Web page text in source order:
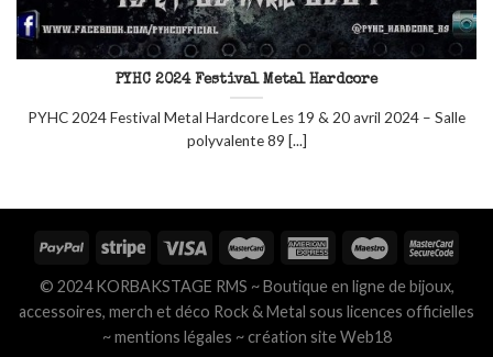
PYHC 2024 Festival Metal Hardcore
PYHC 2024 Festival Metal Hardcore Les 19 & 20 avril 2024 – Salle
polyvalente 89 [...]
© 2024 KORBAKSTAGE RMS ~ Boutique en ligne de bijoux,
accessoires, merch et déco Rock & Metal sous licences officielles
~mentions légales ~ création site Web18